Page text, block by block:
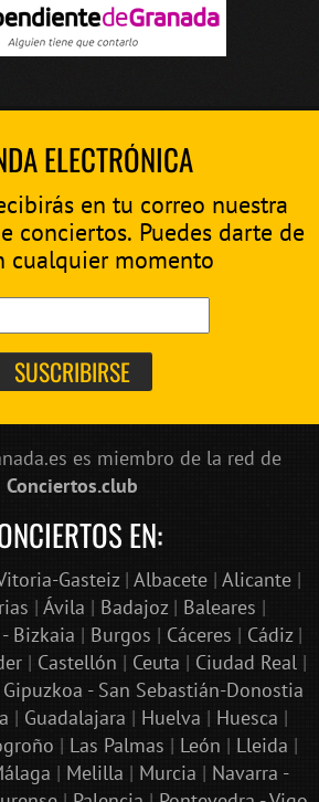
ELECTRÓNICA
en tu correo nuestra
conciertos. Puedes darte de
cualquier momento
es miembro de la red de
Conciertos.club
EN:
Gasteiz| Albacete| Alicante|
| Ávila | Badajoz| Baleares |
Bizkaia | Burgos | Cáceres | Cádiz|
| Castellón | Ceuta | Ciudad Real|
Gipuzkoa - San Sebastián-Donostia
| Guadalajara | Huelva | Huesca |
| Las Palmas | León | Lleida |
| Melilla | Murcia | Navarra -